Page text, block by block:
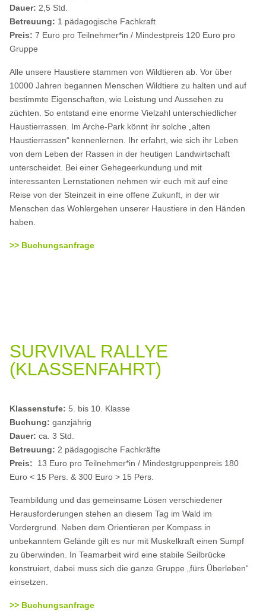
Dauer: 2,5 Std.
Betreuung: 1 pädagogische Fachkraft
Preis:7 Euro pro Teilnehmer*in / Mindestpreis 120 Euro pro
Gruppe
Alle unsere Haustiere stammen von Wildtieren ab. Vor über
10000 Jahren begannen Menschen Wildtiere zu halten und auf
bestimmte Eigenschaften, wie Leistung und Aussehen zu
züchten. So entstand eine enorme Vielzahl unterschiedlicher
Haustierrassen. Im Arche-Park könnt ihr solche „alten
Haustierrassen“ kennenlernen. Ihr erfahrt, wie sich ihr Leben
von dem Leben der Rassen in der heutigen Landwirtschaft
unterscheidet. Bei einer Gehegeerkundung und mit
interessanten Lernstationen nehmen wir euch mit auf eine
Reise von der Steinzeit in eine offene Zukunft, in der wir
Menschen das Wohlergehen unserer Haustiere in den Händen
haben.
>> Buchungsanfrage
SURVIVAL RALLYE
(KLASSENFAHRT)
Klassenstufe: 5. bis 10. Klasse
Buchung:ganzjährig
Dauer:ca. 3 Std.
Betreuung: 2 pädagogische Fachkräfte
Preis: 13 Euro pro Teilnehmer*in / Mindestgruppenpreis 180
Euro < 15 Pers. & 300 Euro > 15 Pers.
Teambildung und das gemeinsame Lösen verschiedener
Herausforderungen stehen an diesem Tag im Wald im
Vordergrund. Neben dem Orientieren per Kompass in
unbekanntem Gelände gilt es nur mit Muskelkraft einen Sumpf
zu überwinden. In Teamarbeit wird eine stabile Seilbrücke
konstruiert, dabei muss sich die ganze Gruppe „fürs Überleben“
einsetzen.
>> Buchungsanfrage